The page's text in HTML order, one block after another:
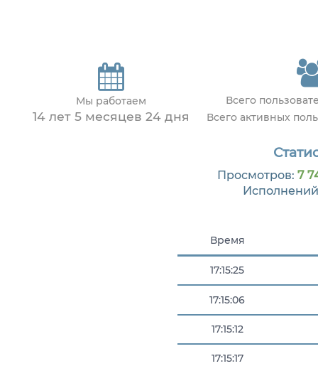
Мы работаем
14 лет 5 месяцев 24 дня
Всего
Всего активных
Просмотров: 7
Время
17:15:25
17:15:06
17:15:12
17:15:17